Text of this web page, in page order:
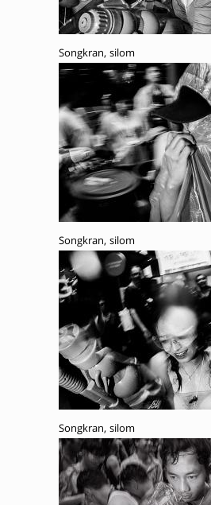
Songkran, silom
Songkran, silom
Songkran, silom